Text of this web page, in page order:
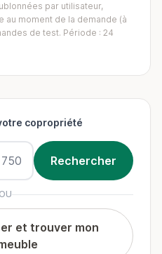
par utilisateur,
au moment de la demande (à
de test. Période : 24
copropriété
et trouver mon